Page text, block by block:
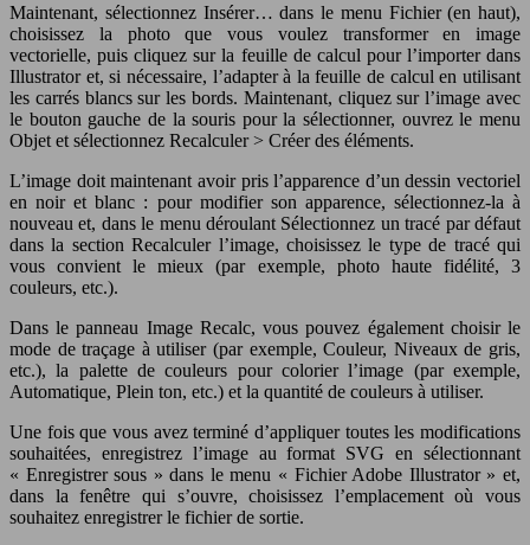
Maintenant, sélectionnez Insérer… dans le menu Fichier (en haut),
choisissez la photo que vous voulez transformer en image
vectorielle, puis cliquez sur la feuille de calcul pour l’importer dans
Illustrator et, si nécessaire, l’adapter à la feuille de calcul en utilisant
les carrés blancs sur les bords. Maintenant, cliquez sur l’image avec
le bouton gauche de la souris pour la sélectionner, ouvrez le menu
Objet et sélectionnez Recalculer > Créer des éléments.
L’image doit maintenant avoir pris l’apparence d’un dessin vectoriel
en noir et blanc : pour modifier son apparence, sélectionnez-la à
nouveau et, dans le menu déroulant Sélectionnez un tracé par défaut
dans la section Recalculer l’image, choisissez le type de tracé qui
vous convient le mieux (par exemple, photo haute fidélité, 3
couleurs, etc.).
Dans le panneau Image Recalc, vous pouvez également choisir le
mode de traçage à utiliser (par exemple, Couleur, Niveaux de gris,
etc.), la palette de couleurs pour colorier l’image (par exemple,
Automatique, Plein ton, etc.) et la quantité de couleurs à utiliser.
Une fois que vous avez terminé d’appliquer toutes les modifications
souhaitées, enregistrez l’image au format SVG en sélectionnant
« Enregistrer sous » dans le menu « Fichier Adobe Illustrator » et,
dans la fenêtre qui s’ouvre, choisissez l’emplacement où vous
souhaitez enregistrer le fichier de sortie.